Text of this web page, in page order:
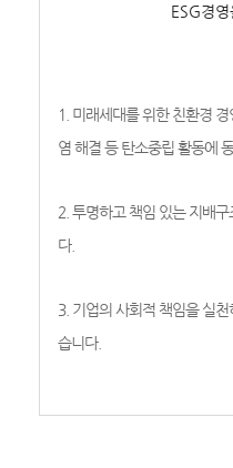
ESG경
1. 미래세대를 위한 친환경
염 해결 등 탄소중립 활동에
2. 투명하고 책임 있는 지배
다.
3. 기업의 사회적 책임을 실
습니다.